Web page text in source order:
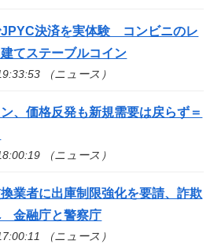
JPYC決済を実体験 コンビニのレ
てステーブルコイン
（ニュース）
、価格反発も新規需要は戻らず＝
（ニュース）
業者に出庫制限強化を要請、詐欺
金融庁と警察庁
（ニュース）